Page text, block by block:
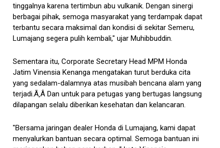
tinggalnya karena tertimbun abu vulkanik. Dengan sinergi
berbagai pihak, semoga masyarakat yang terdampak dapat
terbantu secara maksimal dan kondisi di sekitar Semeru,
Lumajang segera pulih kembali," ujar Muhibbuddin.
Sementara itu, Corporate Secretary Head MPM Honda
Jatim Vinensia Kenanga mengatakan turut berduka cita
yang sedalam-dalamnya atas musibah bencana alam yang
terjadi.Ã‚Â Dan untuk para petugas yang bertugas langsung
dilapangan selalu diberikan kesehatan dan kelancaran.
"Bersama jaringan dealer Honda di Lumajang, kami dapat
menyalurkan bantuan secara optimal. Semoga bantuan ini